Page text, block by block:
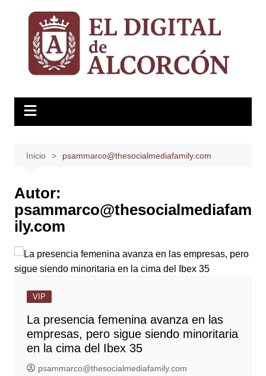
contenido
Inicio psammarco@thesocialmediafamily.com
Autor:
psammarco@thesocialmediafam
ily.com
VIP
La presencia femenina avanza en las
empresas, pero sigue siendo minoritaria
en la cima del Ibex 35
psammarco@thesocialmediafamily.com